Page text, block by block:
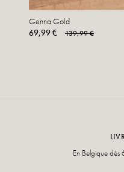
Genna Gold
69,99 €
139,99 €
En Belgique dès